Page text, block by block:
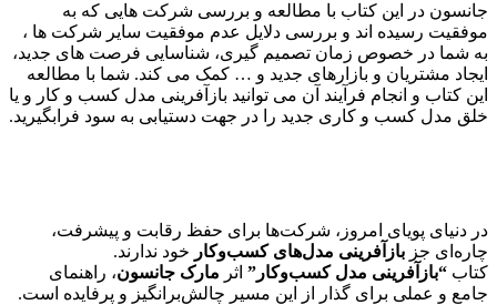
جانسون در این کتاب با مطالعه و بررسی شرکت هایی که به
موفقیت رسیده اند و بررسی دلایل عدم موفقیت سایر شرکت ها ،
به شما در خصوص زمان تصمیم گیری، شناسایی فرصت های جدید،
ایجاد مشتریان و بازارهای جدید و … کمک می کند. شما با مطالعه
این کتاب و انجام فرآیند آن می توانید بازآفرینی مدل کسب و کار و یا
خلق مدل کسب و کاری جدید را در جهت دستیابی به سود فرابگیرید.
در دنیای پویای امروز، شرکت‌ها برای حفظ رقابت و پیشرفت،
چاره‌ای جز بازآفرینی مدل‌های کسب‌وکار خود ندارند.
کتاب “بازآفرینی مدل کسب‌وکار” اثر مارک جانسون، راهنمای
جامع و عملی برای گذار از این مسیر چالش‌برانگیز و پرفایده است.